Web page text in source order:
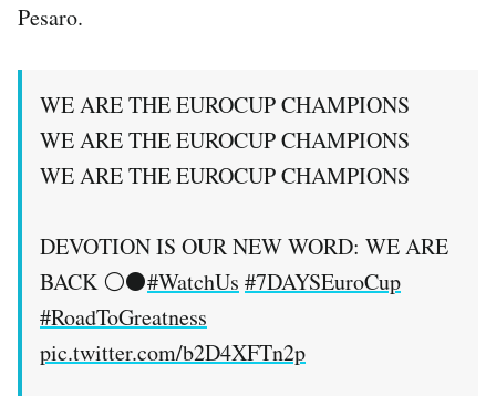
Pesaro.
WE ARE THE EUROCUP CHAMPIONS
WE ARE THE EUROCUP CHAMPIONS
WE ARE THE EUROCUP CHAMPIONS
DEVOTION IS OUR NEW WORD: WE ARE
BACK ⚪️⚫️#WatchUs #7DAYSEuroCup
#RoadToGreatness
pic.twitter.com/b2D4XFTn2p